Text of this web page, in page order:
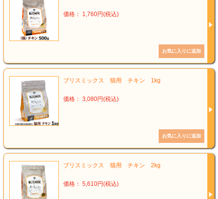
価格： 1,760円(税込)
ブリスミックス 猫用 チキン 1kg
価格： 3,080円(税込)
ブリスミックス 猫用 チキン 2kg
価格： 5,610円(税込)